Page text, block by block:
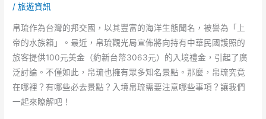
/旅遊資訊
帛琉作為台灣的邦交國，以其豐富的海洋生態聞名，被譽為「上
帝的水族箱」。最近，帛琉觀光局宣佈將向持有中華民國護照的
旅客提供100元美金（約新台幣3063元）的入境禮金，引起了廣
泛討論。不僅如此，帛琉也擁有眾多知名景點。那麼，帛琉究竟
在哪裡？有哪些必去景點？入境帛琉需要注意哪些事項？讓我們
一起來瞭解吧！